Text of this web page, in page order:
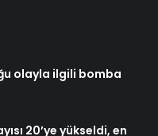
olayla ilgili bomba
20’ye yükseldi, en